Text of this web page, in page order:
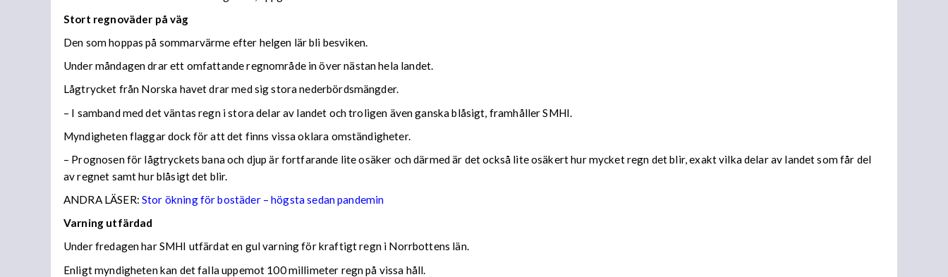
Stort regnoväder på väg
Den som hoppas på sommarvärme efter helgen lär bli besviken.
Under måndagen drar ett omfattande regnområde in över nästan hela landet.
Lågtrycket från Norska havet drar med sig stora nederbördsmängder.
– I samband med det väntas regn i stora delar av landet och troligen även ganska blåsigt, framhåller SMHI.
Myndigheten flaggar dock för att det finns vissa oklara omständigheter.
– Prognosen för lågtryckets bana och djup är fortfarande lite osäker och därmed är det också lite osäkert hur mycket regn det blir, exakt vilka delar av landet som får del
av regnet samt hur blåsigt det blir.
ANDRA LÄSER: Stor ökning för bostäder – högsta sedan pandemin
Varning utfärdad
Under fredagen har SMHI utfärdat en gul varning för kraftigt regn i Norrbottens län.
Enligt myndigheten kan det falla uppemot 100 millimeter regn på vissa håll.